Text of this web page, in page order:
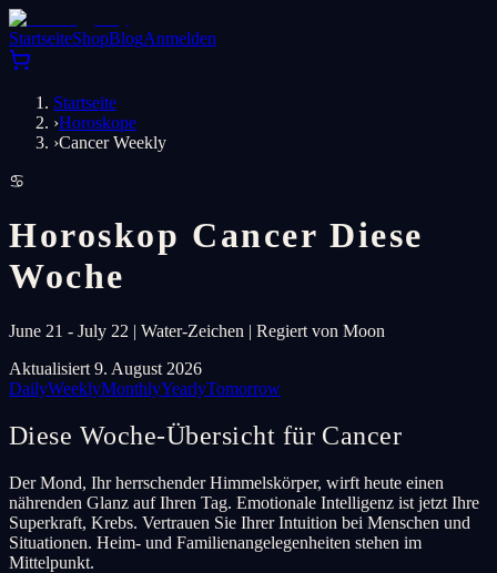
StartseiteShopBlogAnmelden
Startseite
›Horoskope
›Cancer Weekly
♋
Horoskop Cancer Diese
Woche
June 21 - July 22 | Water-Zeichen | Regiert von Moon
Aktualisiert 9. August 2026
DailyWeeklyMonthlyYearlyTomorrow
Diese Woche-Übersicht für Cancer
Der Mond, Ihr herrschender Himmelskörper, wirft heute einen
nährenden Glanz auf Ihren Tag. Emotionale Intelligenz ist jetzt Ihre
Superkraft, Krebs. Vertrauen Sie Ihrer Intuition bei Menschen und
Situationen. Heim- und Familienangelegenheiten stehen im
Mittelpunkt.